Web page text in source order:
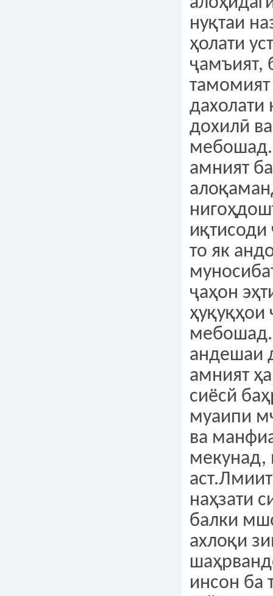
нуқтаи
ҳолати
ҷамъият,
тамомият
дохилӣ
амният
то як
ҷаҳон
ҳуқуқҳои
андешаи
амният
сиёсй
муаипи
ва
мекунад,
наҳзати
балки
ахлоқи
инсон ба